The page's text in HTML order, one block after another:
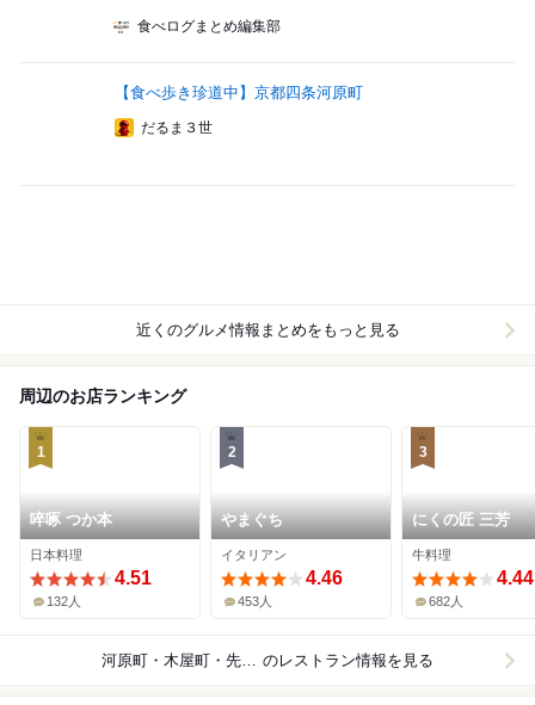
食べログまとめ編集部
【食べ歩き珍道中】京都四条河原町
だるま３世
近くのグルメ情報まとめをもっと見る
周辺のお店ランキング
1
啐啄 つか本
日本料理
4.51
132人
2
やまぐち
イタリアン
4.46
453人
3
にくの匠 三芳
牛料理
4.44
682人
河原町・木屋町・先斗町 のレストラン情報を見る